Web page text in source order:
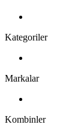
Kategoriler
Markalar
Kombinler